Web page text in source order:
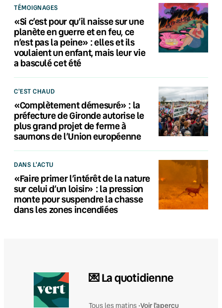
TÉMOIGNAGES
«Si c’est pour qu’il naisse sur une
planète en guerre et en feu, ce
n’est pas la peine» : elles et ils
voulaient un enfant, mais leur vie
a basculé cet été
C'EST CHAUD
«Complètement démesuré» : la
préfecture de Gironde autorise le
plus grand projet de ferme à
saumons de l’Union européenne
DANS L'ACTU
«Faire primer l’intérêt de la nature
sur celui d’un loisir» : la pression
monte pour suspendre la chasse
dans les zones incendiées
💌 La quotidienne
Tous les matins •Voir l'aperçu